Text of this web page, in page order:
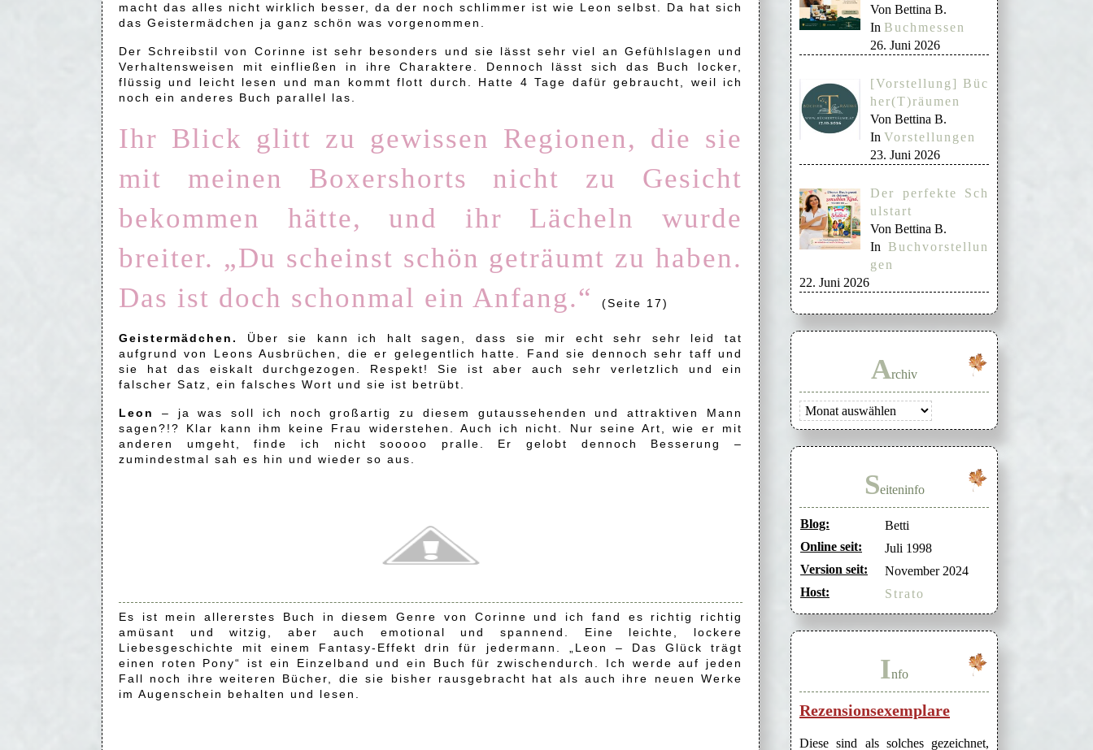
macht das alles nicht wirklich besser, da der noch schlimmer ist wie Leon selbst. Da hat sich
das Geistermädchen ja ganz schön was vorgenommen.
Der Schreibstil von Corinne ist sehr besonders und sie lässt sehr viel an Gefühlslagen und
Verhaltensweisen mit einfließen in ihre Charaktere. Dennoch lässt sich das Buch locker,
flüssig und leicht lesen und man kommt flott durch. Hatte 4 Tage dafür gebraucht, weil ich
noch ein anderes Buch parallel las.
Ihr Blick glitt zu gewissen Regionen, die sie
mit meinen Boxershorts nicht zu Gesicht
bekommen hätte, und ihr Lächeln wurde
breiter. „Du scheinst schön geträumt zu haben.
Das ist doch schonmal ein Anfang.“
(Seite 17)
Geistermädchen.
Über sie kann ich halt sagen, dass sie mir echt sehr sehr leid tat
aufgrund von Leons Ausbrüchen, die er gelegentlich hatte. Fand sie dennoch sehr taff und
sie hat das eiskalt durchgezogen. Respekt! Sie ist aber auch sehr verletzlich und ein
falscher Satz, ein falsches Wort und sie ist betrübt.
Leon
– ja was soll ich noch großartig zu diesem gutaussehenden und attraktiven Mann
sagen?!? Klar kann ihm keine Frau widerstehen. Auch ich nicht. Nur seine Art, wie er mit
anderen umgeht, finde ich nicht sooooo pralle. Er gelobt dennoch Besserung –
zumindestmal sah es hin und wieder so aus.
Es ist mein allererstes Buch in diesem Genre von Corinne und ich fand es richtig richtig
amüsant und witzig, aber auch emotional und spannend. Eine leichte, lockere
Liebesgeschichte mit einem Fantasy-Effekt drin für jedermann. „Leon – Das Glück trägt
einen roten Pony“ ist ein Einzelband und ein Buch für zwischendurch. Ich werde auf jeden
Fall noch ihre weiteren Bücher, die sie bisher rausgebracht hat als auch ihre neuen Werke
im Augenschein behalten und lesen.
Von Bettina B.
In Buchmessen
26. Juni 2026
[Vorstellung] Büc
her(T)räumen
Von Bettina B.
In Vorstellungen
23. Juni 2026
Der perfekte Sch
ulstart
Von Bettina B.
In Buchvorstellun
gen
22. Juni 2026
Archiv
Archiv
Seiteninfo
Blog:
Betti
Online seit:
Juli 1998
Version seit:
November 2024
Host:
Strato
Info
Rezensionsexemplare
Diese sind als solches gezeichnet,